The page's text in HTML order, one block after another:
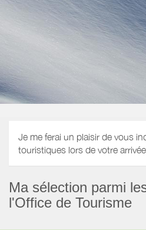
Je me ferai un plaisir de vous
touristiques lors de votre
Ma sélection parmi
l'Office de Tourisme